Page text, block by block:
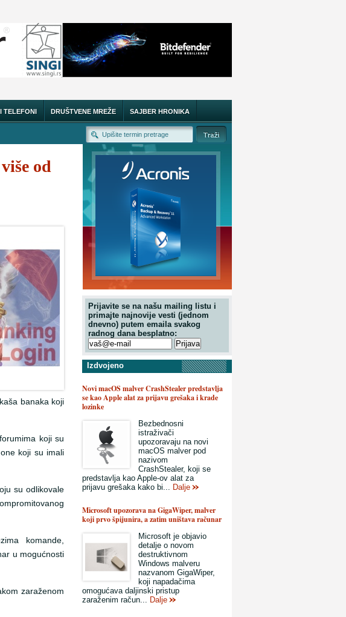
TELEFONI DRUŠTVENE MREŽE SAJBER HRONIKA
od
banaka koji
koji su
koji su imali
su odlikovale
komande,
u mogućnosti
zaraženom
Prijavite se na našu mailing listu i
primajte najnovije vesti (jednom
dnevno) putem emaila svakog
radnog dana besplatno:
Izdvojeno
Novi macOS malver CrashStealer predstavlja
se kao Apple alat za prijavu grešaka i krade
lozinke
Bezbednosni
istraživači
upozoravaju na novi
macOS malver pod
nazivom
CrashStealer, koji se
predstavlja kao Apple-ov alat za
prijavu grešaka kako bi... Dalje
Microsoft upozorava na GigaWiper, malver
koji prvo špijunira, a zatim uništava računar
Microsoft je objavio
detalje o novom
destruktivnom
Windows malveru
nazvanom GigaWiper,
koji napadačima
omogućava daljinski pristup
zaraženim račun... Dalje